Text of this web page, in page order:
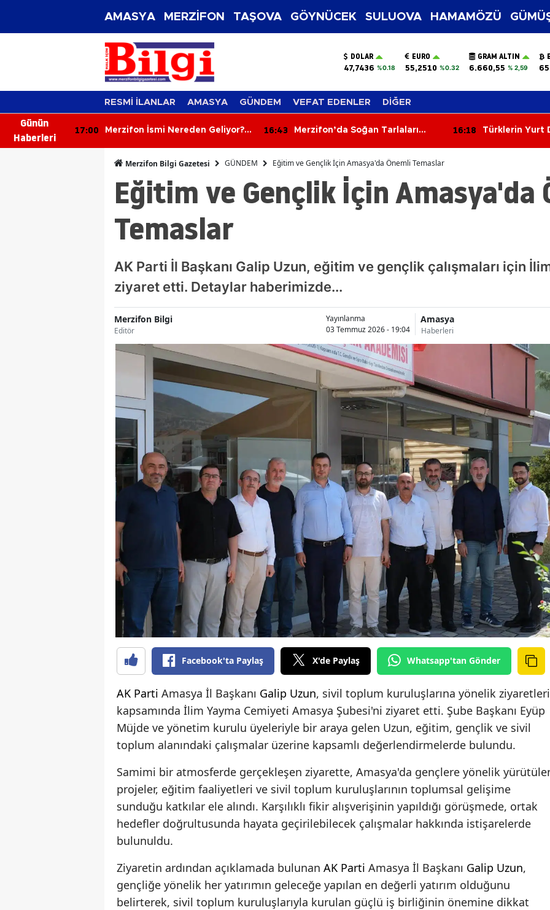
AMASYA MERZİFON TAŞOVA GÖYNÜCEK SULUOVA HAMAMÖZÜ
DOLAR
47,7436 %0.18
EURO
55,2510 %0.32
GRAM ALTIN
6.660,55 % 2,59
RESMİ İLANLAR AMASYA GÜNDEM VEFAT EDENLER DİĞER
Günün
Haberleri
17:00
Merzifon İsmi Nereden Geliyor?
16:43
Merzifon’da Soğan Tarlaları
16:18
Türklerin Yurt
Merzifon Bilgi Gazetesi GÜNDEM Eğitim ve Gençlik İçin Amasya'da Önemli Temaslar
Eğitim ve Gençlik İçin Amasya'da
Temaslar
AK Parti İl Başkanı Galip Uzun, eğitim ve gençlik çalışmaları için
ziyaret etti. Detaylar haberimizde...
Merzifon Bilgi
Editör
Yayınlanma
03 Temmuz 2026 - 19:04
Amasya
Haberleri
Facebook'ta Paylaş X'de Paylaş Whatsapp'tan Gönder
AK Parti Amasya İl Başkanı Galip Uzun, sivil toplum kuruluşlarına yönelik ziyaretleri
kapsamında İlim Yayma Cemiyeti Amasya Şubesi'ni ziyaret etti. Şube Başkanı Eyüp
Müjde ve yönetim kurulu üyeleriyle bir araya gelen Uzun, eğitim, gençlik ve sivil
toplum alanındaki çalışmalar üzerine kapsamlı değerlendirmelerde bulundu.
Samimi bir atmosferde gerçekleşen ziyarette, Amasya'da gençlere yönelik
projeler, eğitim faaliyetleri ve sivil toplum kuruluşlarının toplumsal gelişime
sunduğu katkılar ele alındı. Karşılıklı fikir alışverişinin yapıldığı görüşmede, ortak
hedefler doğrultusunda hayata geçirilebilecek çalışmalar hakkında istişarelerde
bulunuldu.
Ziyaretin ardından açıklamada bulunan AK Parti Amasya İl Başkanı Galip Uzun,
gençliğe yönelik her yatırımın geleceğe yapılan en değerli yatırım olduğunu
belirterek, sivil toplum kuruluşlarıyla kurulan güçlü iş birliğinin önemine dikkat